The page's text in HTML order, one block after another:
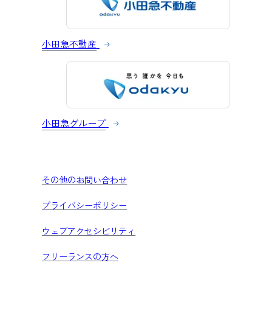
小田急不動産
小田急グループ
その他のお問い合わせ
プライバシーポリシー
ウェブアクセシビリティ
フリーランスの方へ